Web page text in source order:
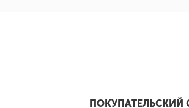
ПОКУПАТЕЛЬСКИЙ